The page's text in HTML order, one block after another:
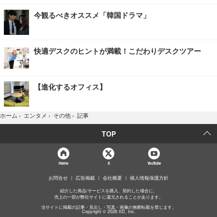
今観るべきオススメ「韓国ドラマ」
快適デスクのヒントが満載！こだわりデスクツアー
【進化するオフィス】
ホーム › エンタメ › その他 › 記事
TOP
Home X YouTube
お問合せ 広告掲載 会社概要 個人情報保護方針
紹介した商品/サービスを購入、契約した場合に、
売上の一部が弊社サイトに還元されることがあります。
当サイトに掲載の記事・見出し・写真・画像の無断転載を禁じます。
Copyright © 2026 IID, Inc.